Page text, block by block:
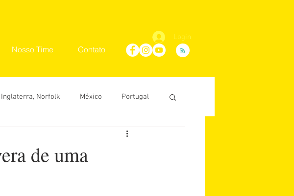
Nosso Time Contato
Login
Inglaterra, Norfolk México Portugal
de uma